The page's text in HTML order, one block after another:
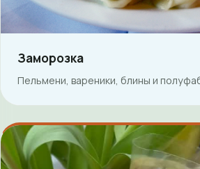
Заморозка
Пельмени, вареники, блины и